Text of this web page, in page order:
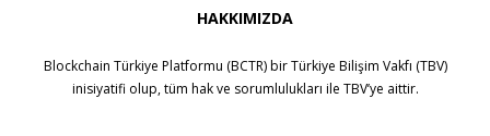
HAKKIMIZDA
Blockchain Türkiye Platformu (BCTR) birTürkiye Bilişim Vakfı (TBV)
inisiyatifi olup, tüm hak ve sorumlulukları ile TBV’ye aittir.